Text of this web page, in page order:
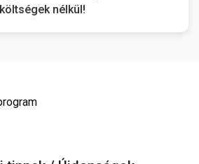
költségek nélkül!